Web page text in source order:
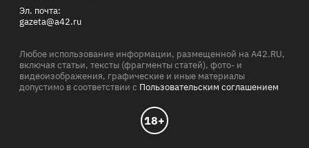
Эл. почта:
gazeta@a42.ru
Любое использование информации, размещенной на A42.RU,
включая статьи, тексты (фрагменты статей), фото- и
видеоизображения, графические и иные материалы
допустимо в соответствии с Пользовательским соглашением
18+